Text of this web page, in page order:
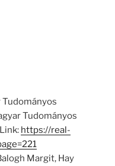
Tudományos
Tudományos
https://real-
Margit, Hay